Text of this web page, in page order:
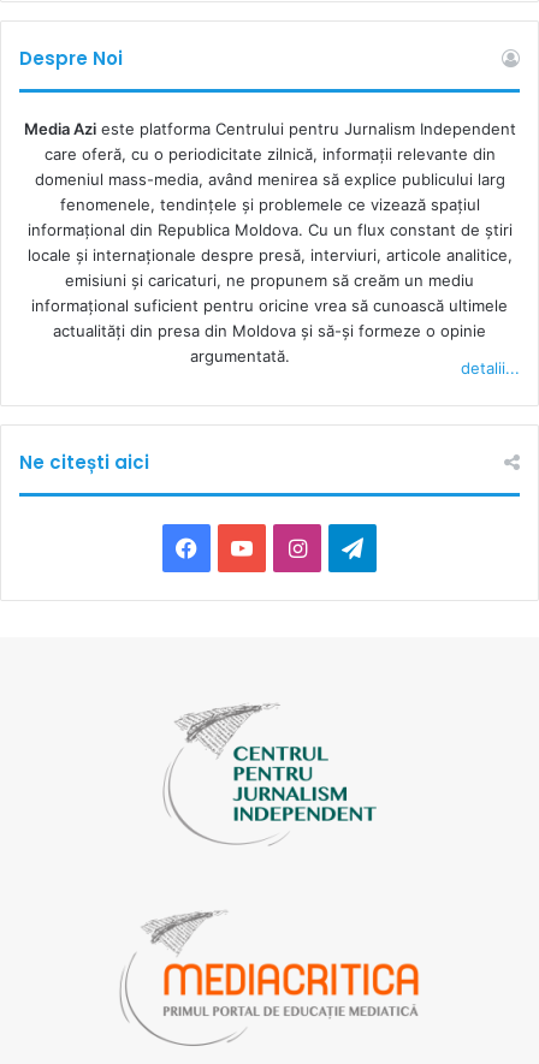
o tehnică de manipulare complexă, care încearcă să
respingă argumentele cuiva prin atacul comportamentului
Comportamentul său nu este unul consecvent în alte
situații;
și
Comportamentul său este incompatibil cu
argumentele pe care le aduce.
Voi încerca să explic printr-un exemplu personal. Pe la
începutul lunii aprilie, la câteva săptămâni de la debutul
care a emigrat de ani buni peste hotare. M-a întrebat ce se
întâmplă în țara vecină, ce mai scrie media de la Chișinău
și cea din regiune despre război, precum și despre
evoluția situației pe câmpul de luptă. I-am înșiruit mai
multe informație din diferite surse media – naționale,
din regiunile Kiev, Harkiv și Herson și atrocitățile armatei
rusă în localitățile Bucea, Gostomel și Mariupol. La un
moment dat, dânsul mă întrerupe și îmi spune: „Da, dar
marii vinovați sunt NATO, SUA și …Ucraina. Primele două
au înarmat-o pe cea din urmă. Cea din urmă e condusă de
apăra”. Am rămas mască, dar m-am decis să continuăm
discuția: „Nu sunt de acord, este un fals ceea ce spui
pentru că, în acest caz, Ucraina este țara care se apără,
Rusia este țara care a invadat și a atacat teritoriul unui stat
independent. Deci, ucrainenii nu fac altceva decât să-și
Despre Noi
Media Azieste platforma Centrului pentru Jurnalism Independent
care oferă, cu o periodicitate zilnică, informații relevante din
domeniul mass-media, având menirea să explice publicului larg
fenomenele, tendințele și problemele ce vizează spațiul
informațional din Republica Moldova. Cu un flux constant de ştiri
locale şi internaţionale despre presă, interviuri, articole analitice,
emisiuni și caricaturi, ne propunem să creăm un mediu
informaţional suficient pentru oricine vrea să cunoască ultimele
actualităţi din presa din Moldova şi să-şi formeze o opinie
argumentată.
detalii...
Ne citești aici
Facebook
YouTubeInstagramTelegram